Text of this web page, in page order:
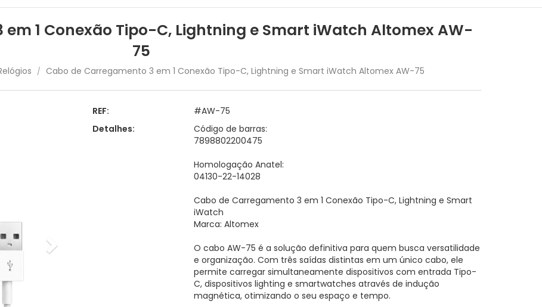
1 Conexão Tipo-C, Lightning e Smart iWatch Altomex AW-
75
/ Cabo de Carregamento 3 em 1 Conexão Tipo-C, Lightning e Smart iWatch Altomex AW-75
REF:
#AW-75
Detalhes:
Código de barras:
7898802200475
Homologação Anatel:
04130-22-14028
Cabo de Carregamento 3 em 1 Conexão Tipo-C, Lightning e Smart
iWatch
Marca: Altomex
O cabo AW-75 é a solução definitiva para quem busca versatilidade
e organização. Com três saídas distintas em um único cabo, ele
permite carregar simultaneamente dispositivos com entrada Tipo-
C, dispositivos lighting e smartwatches através de indução
magnética, otimizando o seu espaço e tempo.